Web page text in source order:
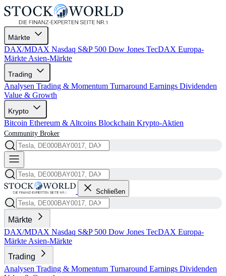
Märkte
DAX/MDAX Nasdaq S&P 500 Dow Jones TecDAX Europa-
Märkte Asien-Märkte
Trading
Analysen Trading & Momentum Turnaround Earnings Dividenden
Value & Growth
Krypto
Bitcoin Ethereum & Altcoins Blockchain Krypto-Aktien
Community Broker
Schließen
Märkte
DAX/MDAX Nasdaq S&P 500 Dow Jones TecDAX Europa-
Märkte Asien-Märkte
Trading
Analysen Trading & Momentum Turnaround Earnings Dividenden